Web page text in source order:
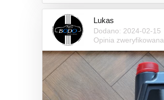
Lukas
Dodano: 2024-02-15
Opinia zweryfikowana